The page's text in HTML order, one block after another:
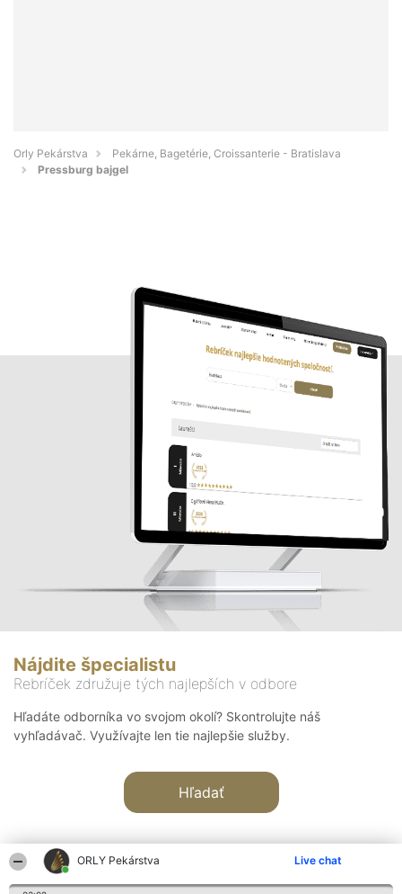
ORLY Pekárstva Live chat
Orly Pekárstva
Pekárne, Bagetérie, Croissanterie - Bratislava
Pressburg bajgel
Nájdite špecialistu
Rebríček združuje tých najlepších v odbore
Hľadáte odborníka vo svojom okolí? Skontrolujte náš
vyhľadávač. Využívajte len tie najlepšie služby.
Hľadať